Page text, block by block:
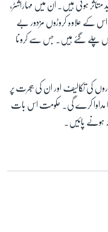
ہوئی ہیں۔ ان میں مہاراشٹر،
اس کے علاوہ کروڑوں مزدور بے
چلے گئے ہیں۔ جس سے کرونا
کی تکالیف اور ان کی ہجرت پر
مداوا کرے گی۔ حکومت اس بات
ہونے پائیں۔